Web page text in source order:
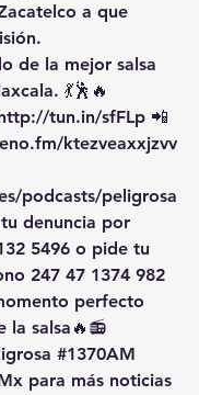
a que
de la mejor salsa
💃🕺🔥
tun.in/sfFLp 📲
ktezveaxxjzvv
podcasts/peligrosa
tu denuncia por
5496 o pide tu
247 47 1374 982
perfecto
la salsa🔥📻
#1370AM
para más noticias